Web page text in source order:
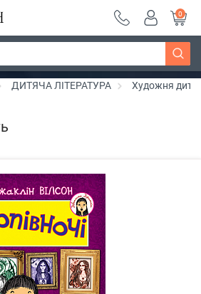
грн ~ 250 грн ~
Дізнатись більше
0
ДИТЯЧА ЛІТЕРАТУРА Художня